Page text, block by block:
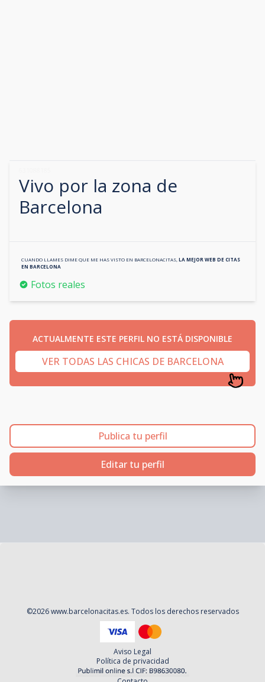
Vivo por la zona de
Barcelona
CUANDO LLAMES DIME QUE ME HAS VISTO EN BARCELONACITAS LA MEJOR WEB DE CITAS
EN BARCELONA
Fotos reales
ACTUALMENTE ESTE PERFIL NO ESTÁ DISPONIBLE
VER TODAS LAS CHICAS DE BARCELONA
Publica tu perfil
Editar tu perfil
©2026 www.barcelonacitas.es. Todos los derechos reservados
Aviso Legal
Política de privacidad